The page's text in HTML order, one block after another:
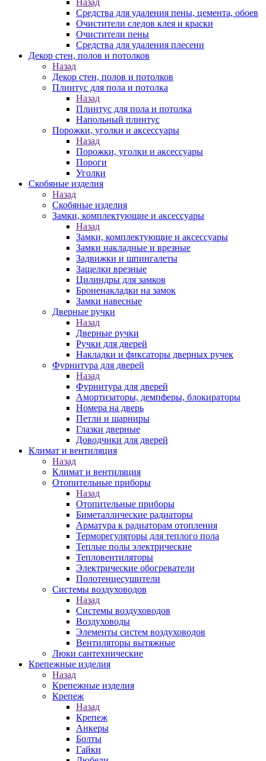
Назад
Средства для удаления пены, цемента, обоев
Очистители следов клея и краски
Очистители пены
Средства для удаления плесени
Декор стен, полов и потолков
Назад
Декор стен, полов и потолков
Плинтус для пола и потолка
Назад
Плинтус для пола и потолка
Напольный плинтус
Порожки, уголки и аксессуары
Назад
Порожки, уголки и аксессуары
Пороги
Уголки
Скобяные изделия
Назад
Скобяные изделия
Замки, комплектующие и аксессуары
Назад
Замки, комплектующие и аксессуары
Замки накладные и врезные
Задвижки и шпингалеты
Защелки врезные
Цилиндры для замков
Броненакладки на замок
Замки навесные
Дверные ручки
Назад
Дверные ручки
Ручки для дверей
Накладки и фиксаторы дверных ручек
Фурнитура для дверей
Назад
Фурнитура для дверей
Амортизаторы, демпферы, блокираторы
Номера на дверь
Петли и шарниры
Глазки дверные
Доводчики для дверей
Климат и вентиляция
Назад
Климат и вентиляция
Отопительные приборы
Назад
Отопительные приборы
Биметаллические радиаторы
Арматура к радиаторам отопления
Терморегуляторы для теплого пола
Теплые полы электрические
Тепловентиляторы
Электрические обогреватели
Полотенцесушители
Системы воздуховодов
Назад
Системы воздуховодов
Воздуховоды
Элементы систем воздуховодов
Вентиляторы вытяжные
Люки сантехнические
Крепежные изделия
Назад
Крепежные изделия
Крепеж
Назад
Крепеж
Анкеры
Болты
Гайки